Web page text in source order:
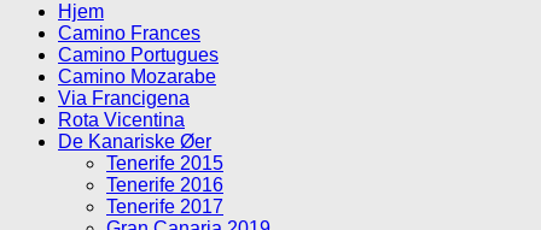
Hjem
Camino Frances
Camino Portugues
Camino Mozarabe
Via Francigena
Rota Vicentina
De Kanariske Øer
Tenerife 2015
Tenerife 2016
Tenerife 2017